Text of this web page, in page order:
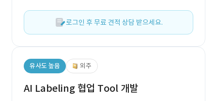
로그인 후 무료 견적 상담 받으세요.
유사도 높음 외주
AI Labeling 협업 Tool 개발